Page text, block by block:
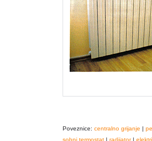
Poveznice: centralno grijanje |
sobni termostat | radijator|